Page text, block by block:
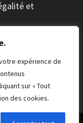
expérience de
sur « Tout
des cookies.
et